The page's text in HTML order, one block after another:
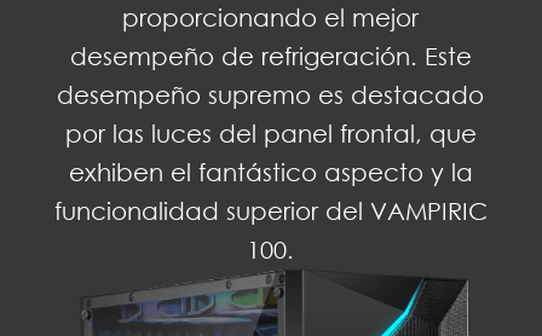
proporcionando el mejor
desempeño de refrigeración. Este
desempeño supremo es destacado
por las luces del panel frontal, que
exhiben el fantástico aspecto y la
funcionalidad superior del VAMPIRIC
100.